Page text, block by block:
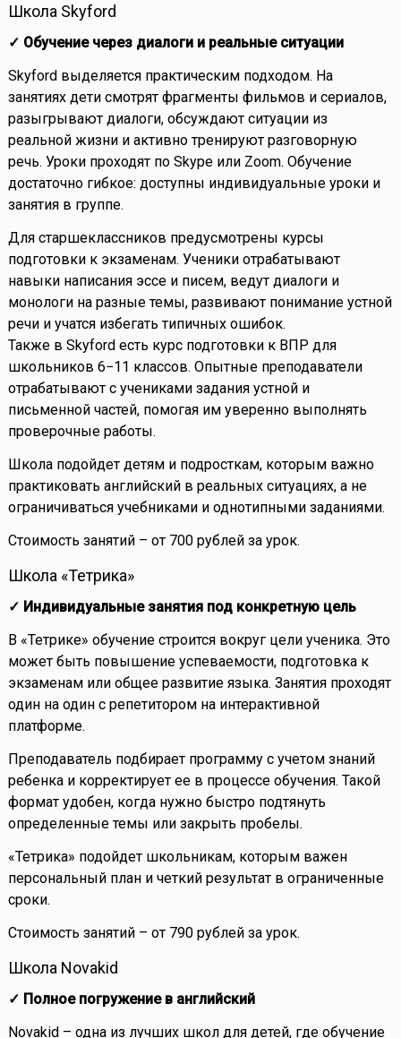
Школа Skyford
✓ Обучение через диалоги и реальные ситуации
Skyford выделяется практическим подходом. На
занятиях дети смотрят фрагменты фильмов и сериалов,
разыгрывают диалоги, обсуждают ситуации из
реальной жизни и активно тренируют разговорную
речь. Уроки проходят по Skype или Zoom. Обучение
достаточно гибкое: доступны индивидуальные уроки и
занятия в группе.
Для старшеклассников предусмотрены курсы
подготовки к экзаменам. Ученики отрабатывают
навыки написания эссе и писем, ведут диалоги и
монологи на разные темы, развивают понимание устной
речи и учатся избегать типичных ошибок.
Также в Skyford есть курс подготовки к ВПР для
школьников 6−11 классов. Опытные преподаватели
отрабатывают с учениками задания устной и
письменной частей, помогая им уверенно выполнять
проверочные работы.
Школа подойдет детям и подросткам, которым важно
практиковать английский в реальных ситуациях, а не
ограничиваться учебниками и однотипными заданиями.
Стоимость занятий – от 700 рублей за урок.
Школа «Тетрика»
✓ Индивидуальные занятия под конкретную цель
В «Тетрике» обучение строится вокруг цели ученика. Это
может быть повышение успеваемости, подготовка к
экзаменам или общее развитие языка. Занятия проходят
один на один с репетитором на интерактивной
платформе.
Преподаватель подбирает программу с учетом знаний
ребенка и корректирует ее в процессе обучения. Такой
формат удобен, когда нужно быстро подтянуть
определенные темы или закрыть пробелы.
«Тетрика» подойдет школьникам, которым важен
персональный план и четкий результат в ограниченные
сроки.
Стоимость занятий – от 790 рублей за урок.
Школа Novakid
✓ Полное погружение в английский
Novakid – одна из лучших школ для детей, где обучение